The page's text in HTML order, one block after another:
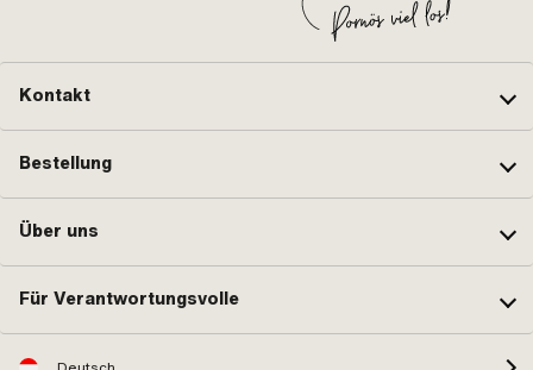
Kontakt
Bestellung
Über uns
Für Verantwortungsvolle